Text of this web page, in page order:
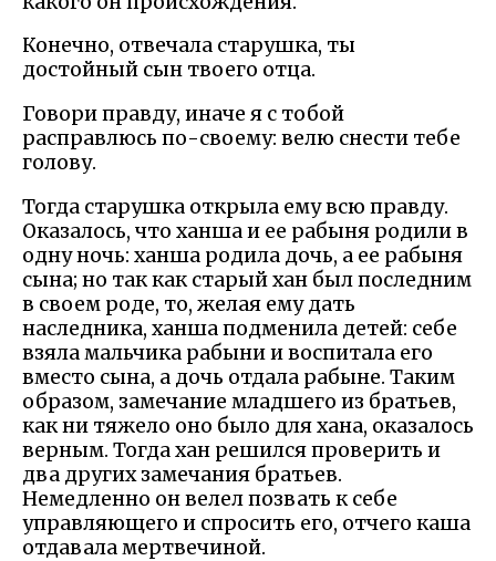
Конечно, отвечала старушка, ты
достойный сын твоего отца.
Говори правду, иначе я с тобой
расправлюсь по-своему: велю снести тебе
голову.
Тогда старушка открыла ему всю правду.
Оказалось, что ханша и ее рабыня родили в
одну ночь: ханша родила дочь, а ее рабыня
сына; но так как старый хан был последним
в своем роде, то, желая ему дать
наследника, ханша подменила детей: себе
взяла мальчика рабыни и воспитала его
вместо сына, а дочь отдала рабыне. Таким
образом, замечание младшего из братьев,
как ни тяжело оно было для хана, оказалось
верным. Тогда хан решился проверить и
два других замечания братьев.
Немедленно он велел позвать к себе
управляющего и спросить его, отчего каша
отдавала мертвечиной.